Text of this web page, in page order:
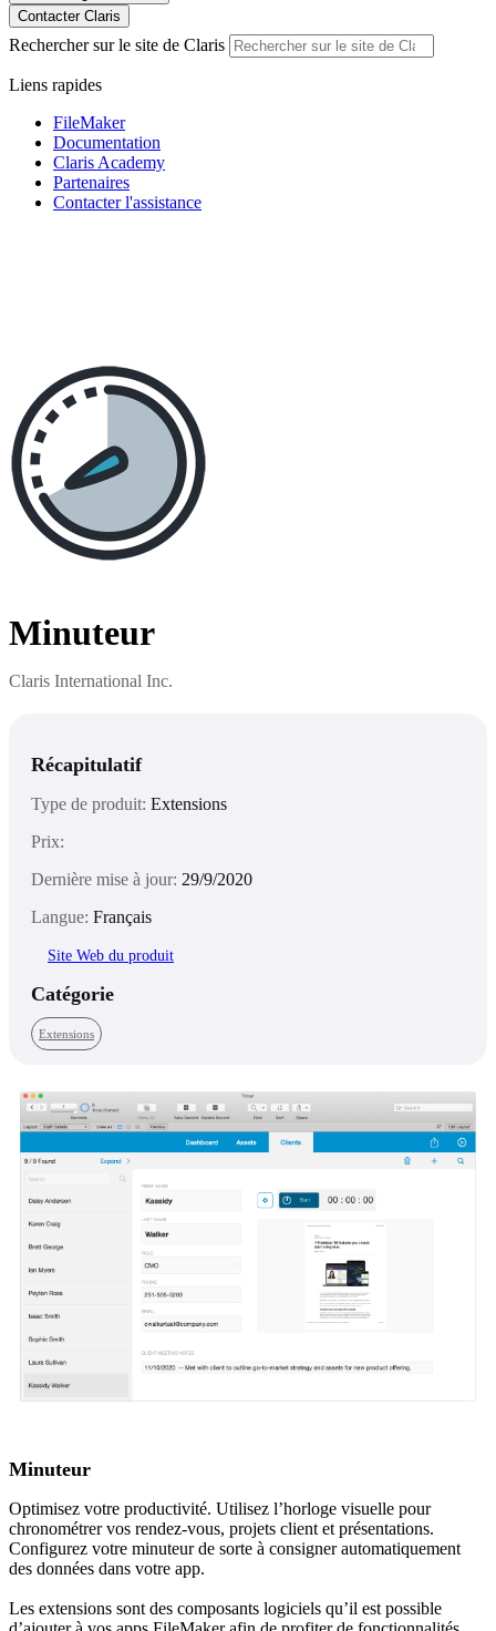
Contacter Claris
Rechercher sur le site de Claris
Liens rapides
FileMaker
Documentation
Claris Academy
Partenaires
Contacter l'assistance
Minuteur
Claris International Inc.
Récapitulatif
Type de produit: Extensions
Prix:
Dernière mise à jour: 29/9/2020
Langue: Français
Site Web du produit
Catégorie
Extensions
Minuteur
Optimisez votre productivité. Utilisez l’horloge visuelle pour
chronométrer vos rendez-vous, projets client et présentations.
Configurez votre minuteur de sorte à consigner automatiquement
des données dans votre app.
Les extensions sont des composants logiciels qu’il est possible